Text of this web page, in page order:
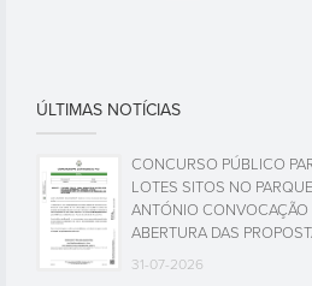
ÚLTIMAS NOTÍCIAS
CONCURSO PÚBLICO
LOTES SITOS NO
ANTÓNIO CONVOCAÇÃO
ABERTURA DAS
31-07-2026